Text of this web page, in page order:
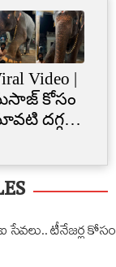
Video |
కోసం
దగ్గర
టీనేజర్ల కోసం